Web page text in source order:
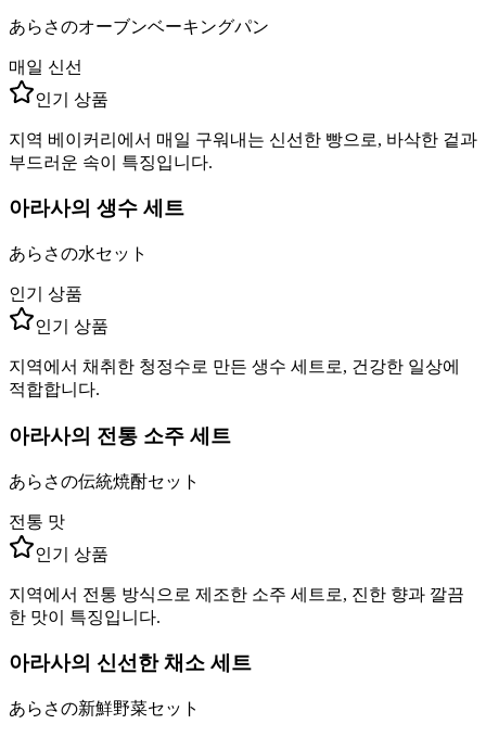
あらさのオーブンベーキングパン
매일 신선
인기 상품
지역 베이커리에서 매일 구워내는 신선한 빵으로, 바삭한 겉과
부드러운 속이 특징입니다.
아라사의 생수 세트
あらさの水セット
인기 상품
인기 상품
지역에서 채취한 청정수로 만든 생수 세트로, 건강한 일상에
적합합니다.
아라사의 전통 소주 세트
あらさの伝統焼酎セット
전통 맛
인기 상품
지역에서 전통 방식으로 제조한 소주 세트로, 진한 향과 깔끔
한 맛이 특징입니다.
아라사의 신선한 채소 세트
あらさの新鮮野菜セット